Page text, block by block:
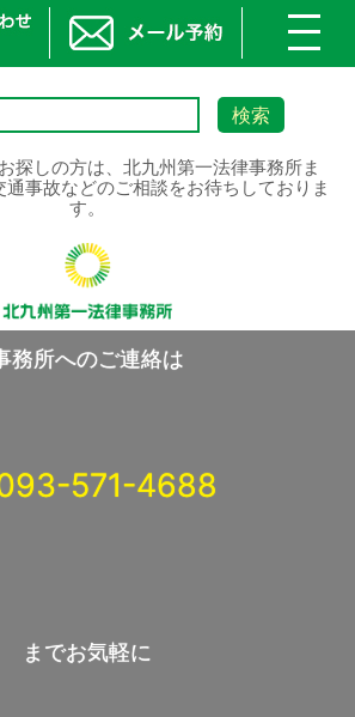
探しの方は、北九州第一法律事務所ま
事故などのご相談をお待ちしておりま
す。
務所へのご連絡は
571-4688
までお気軽に